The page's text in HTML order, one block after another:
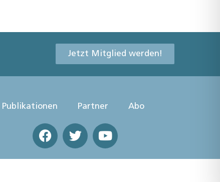
Jetzt Mitglied werden!
Publikationen Partner Abo